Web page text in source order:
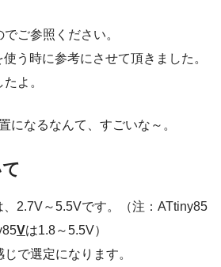
ご参照ください。
う時に参考にさせて頂きました。
よ。
になるなんて、すごいな～。
2.7V～5.5Vです。（注：ATtiny85
Vは1.8～5.5V）
で選定になります。